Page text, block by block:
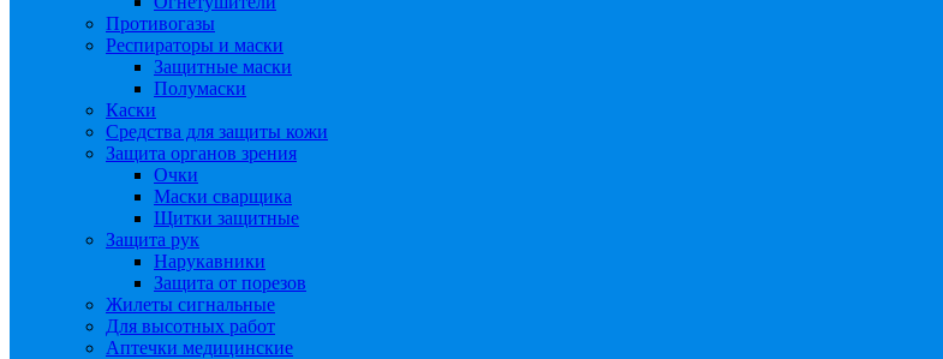
Противогазы
Респираторы и маски
Защитные маски
Полумаски
Каски
Средства для защиты кожи
Защита органов зрения
Очки
Маски сварщика
Щитки защитные
Защита рук
Нарукавники
Защита от порезов
Жилеты сигнальные
Для высотных работ
Аптечки медицинские